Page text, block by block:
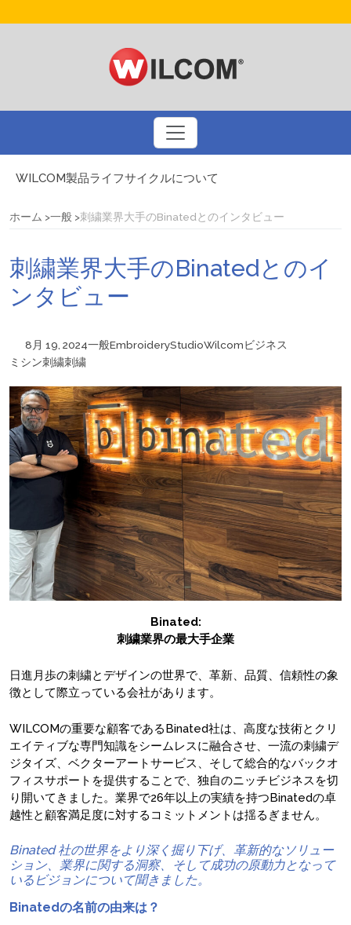
WILCOM製品ライフサイクルについて
刺繍業界大手のBinatedとのインタビュー
プリントビジネスを刺繍で多様化しましょう
自動デジタイズによるスマートなデザインアプローチ
WILCOM製品に関するお問い合わせ
ホーム 一般 刺繍業界大手のBinatedとのインタビュー
刺繍業界大手のBinatedとのイ
ンタビュー
8月 19, 2024一般EmbroideryStudioWilcomビジネス
ミシン刺繍刺繍
Binated:
刺繍業界の最大手企業
日進月歩の刺繍とデザインの世界で、革新、品質、信頼性の象
徴として際立っている会社があります。
WILCOMの重要な顧客であるBinated社は、高度な技術とクリ
エイティブな専門知識をシームレスに融合させ、一流の刺繍デ
ジタイズ、ベクターアートサービス、そして総合的なバックオ
フィスサポートを提供することで、独自のニッチビジネスを切
り開いてきました。業界で26年以上の実績を持つBinatedの卓
越性と顧客満足度に対するコミットメントは揺るぎません。
Binated 社の世界をより深く掘り下げ、革新的なソリュー
ション、業界に関する洞察、そして成功の原動力となって
いるビジョンについて聞きました。
Binatedの名前の由来は？